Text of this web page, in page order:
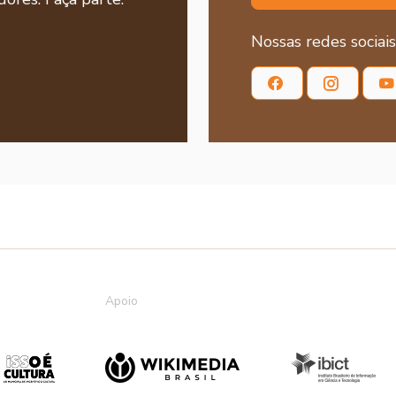
Nossas redes sociais
Apoio